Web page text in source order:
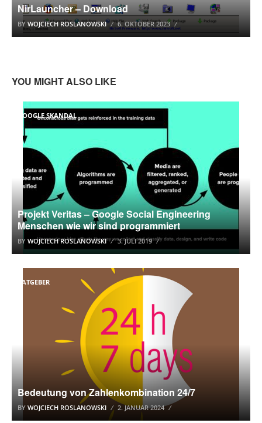
NirLauncher – Download
BY WOJCIECH ROSLANOWSKI 6. OKTOBER 2023
YOU MIGHT ALSO LIKE
GOOGLE SKANDAL
Projekt Veritas – Google Social Engineering
Menschen wie wir sind programmiert
BY WOJCIECH ROSLANOWSKI 3. JULI 2019
RATGEBER
Bedeutung von Zahlenkombination 24/7
BY WOJCIECH ROSLANOWSKI 2. JANUAR 2024